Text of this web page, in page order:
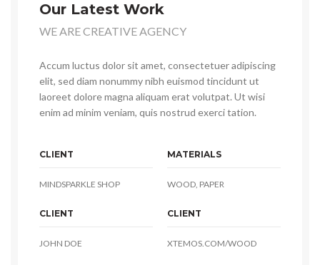
Our Latest Work
WE ARE CREATIVE AGENCY
Accum luctus dolor sit amet, consectetuer adipiscing
elit, sed diam nonummy nibh euismod tincidunt ut
laoreet dolore magna aliquam erat volutpat. Ut wisi
enim ad minim veniam, quis nostrud exerci tation.
CLIENT MATERIALS
MINDSPARKLE SHOP WOOD, PAPER
CLIENT CLIENT
JOHN DOE XTEMOS.COM/WOOD